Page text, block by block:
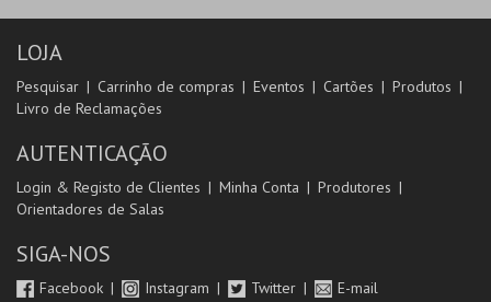
LOJA
Pesquisar Carrinho de compras Eventos Cartões
Produtos
Livro de Reclamações
AUTENTICAÇÃO
Login & Registo de Clientes Minha Conta
Produtores
Orientadores de Salas
SIGA-NOS
Facebook Instagram Twitter E-mail